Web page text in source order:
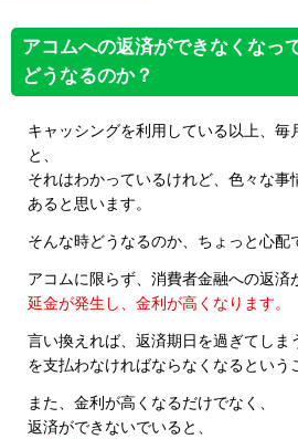
アコムへの返済ができなくなっ
どうなるのか？
キャッシングを利用している以上、毎
と、
それはわかっているけれど、色々な事
あると思います。
そんな時どうなるのか、ちょっと心配
アコムに限らず、消費者金融への返済
延金が発生し、金利が高くなります。
言い換えれば、返済期日を過ぎてしま
を支払わなければならなくなるという
また、金利が高くなるだけでなく、
返済ができないでいると、